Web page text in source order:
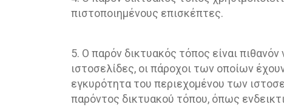
πιστοποιημένους επισκέπτες.
5. Ο παρόν δικτυακός τόπος είναι
ιστοσελίδες, οι πάροχοι των οποίων
εγκυρότητα του περιεχομένου των
παρόντος δικτυακού τόπου, όπως